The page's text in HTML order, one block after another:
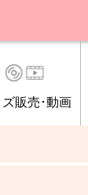
ズ販売･動画